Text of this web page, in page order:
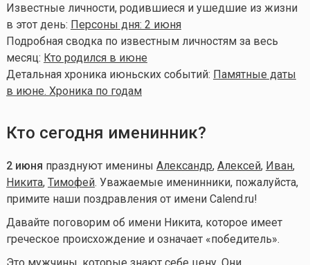
Известные личности, родившиеся и ушедшие из жизни
в этот день: Персоны дня: 2 июня
Подробная сводка по известным личностям за весь
месяц: Кто родился в июне
Детальная хроника июньских событий: Памятные даты
в июне. Хроника по годам
Кто сегодня именинник?
2 июня празднуют именины Александр, Алексей, Иван,
Никита, Тимофей. Уважаемые именинники, пожалуйста,
примите наши поздравления от имени Calend.ru!
Давайте поговорим об имени Никита, которое имеет
греческое происхождение и означает «победитель».
Это мужчины, которые знают себе цену. Они